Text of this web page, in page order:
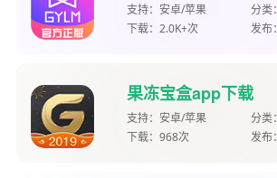
支持： 安卓/苹果 分类：
下载： 2.0K+次 发布：
果冻宝盒app下载
支持： 安卓/苹果 分类：
下载： 968次 发布：